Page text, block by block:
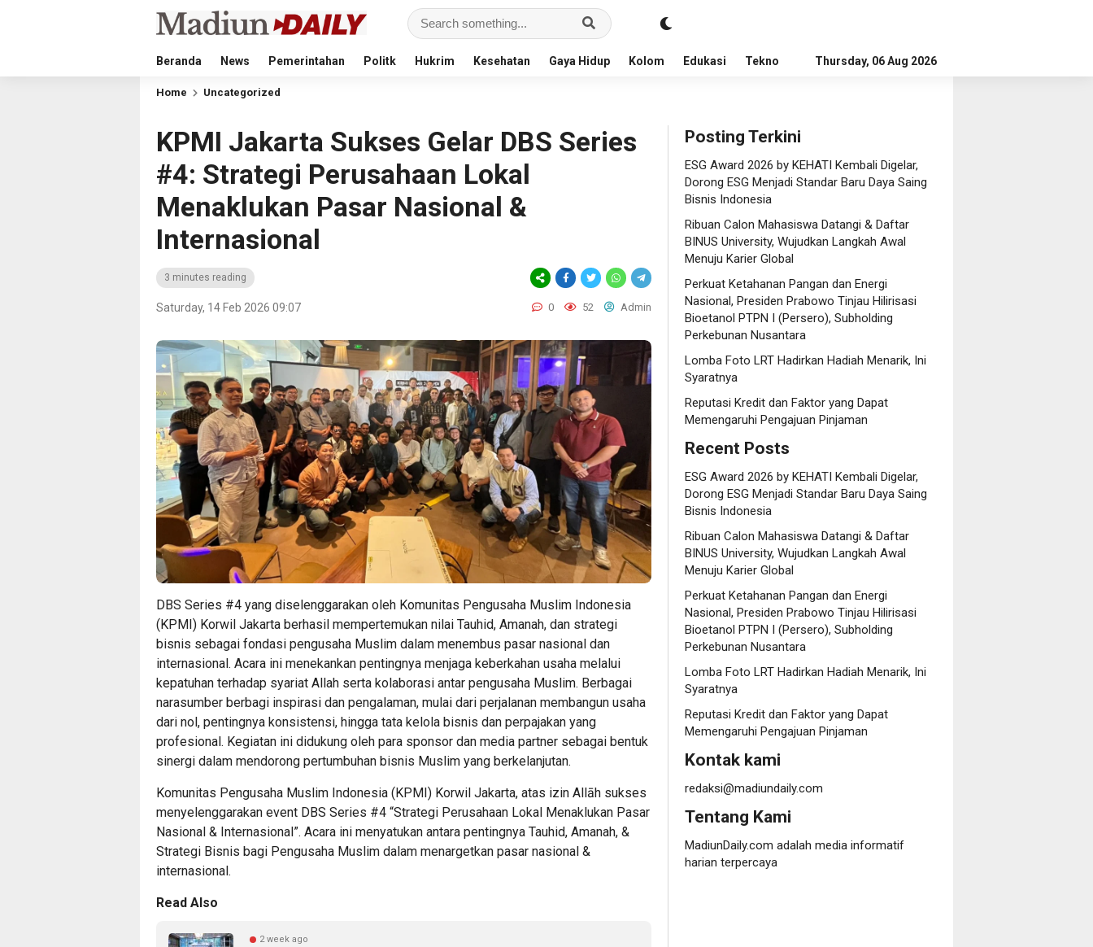
Beranda News Pemerintahan Politk Hukrim Kesehatan Gaya Hidup Kolom Edukasi Tekno Tips Editorial Advertorial
Thursday, 06 Aug 2026
Home Uncategorized
KPMI Jakarta Sukses Gelar DBS Series
#4: Strategi Perusahaan Lokal
Menaklukan Pasar Nasional &
Internasional
3 minutes reading
Saturday, 14 Feb 2026 09:07 0 52 Admin
DBS Series #4 yang diselenggarakan oleh Komunitas Pengusaha Muslim Indonesia
(KPMI) Korwil Jakarta berhasil mempertemukan nilai Tauhid, Amanah, dan strategi
bisnis sebagai fondasi pengusaha Muslim dalam menembus pasar nasional dan
internasional. Acara ini menekankan pentingnya menjaga keberkahan usaha melalui
kepatuhan terhadap syariat Allah serta kolaborasi antar pengusaha Muslim. Berbagai
narasumber berbagi inspirasi dan pengalaman, mulai dari perjalanan membangun usaha
dari nol, pentingnya konsistensi, hingga tata kelola bisnis dan perpajakan yang
profesional. Kegiatan ini didukung oleh para sponsor dan media partner sebagai bentuk
sinergi dalam mendorong pertumbuhan bisnis Muslim yang berkelanjutan.
Komunitas Pengusaha Muslim Indonesia (KPMI) Korwil Jakarta, atas izin Allāh sukses
menyelenggarakan event DBS Series #4 “Strategi Perusahaan Lokal Menaklukan Pasar
Nasional & Internasional”. Acara ini menyatukan antara pentingnya Tauhid, Amanah, &
Strategi Bisnis bagi Pengusaha Muslim dalam menargetkan pasar nasional &
internasional.
Read Also
2 week ago
Posting Terkini
ESG Award 2026 by KEHATI Kembali Digelar,
Dorong ESG Menjadi Standar Baru Daya Saing
Bisnis Indonesia
Ribuan Calon Mahasiswa Datangi & Daftar
BINUS University, Wujudkan Langkah Awal
Menuju Karier Global
Perkuat Ketahanan Pangan dan Energi
Nasional, Presiden Prabowo Tinjau Hilirisasi
Bioetanol PTPN I (Persero), Subholding
Perkebunan Nusantara
Lomba Foto LRT Hadirkan Hadiah Menarik, Ini
Syaratnya
Reputasi Kredit dan Faktor yang Dapat
Memengaruhi Pengajuan Pinjaman
Recent Posts
ESG Award 2026 by KEHATI Kembali Digelar,
Dorong ESG Menjadi Standar Baru Daya Saing
Bisnis Indonesia
Ribuan Calon Mahasiswa Datangi & Daftar
BINUS University, Wujudkan Langkah Awal
Menuju Karier Global
Perkuat Ketahanan Pangan dan Energi
Nasional, Presiden Prabowo Tinjau Hilirisasi
Bioetanol PTPN I (Persero), Subholding
Perkebunan Nusantara
Lomba Foto LRT Hadirkan Hadiah Menarik, Ini
Syaratnya
Reputasi Kredit dan Faktor yang Dapat
Memengaruhi Pengajuan Pinjaman
Kontak kami
redaksi@madiundaily.com
Tentang Kami
MadiunDaily.com adalah media informatif
harian terpercaya